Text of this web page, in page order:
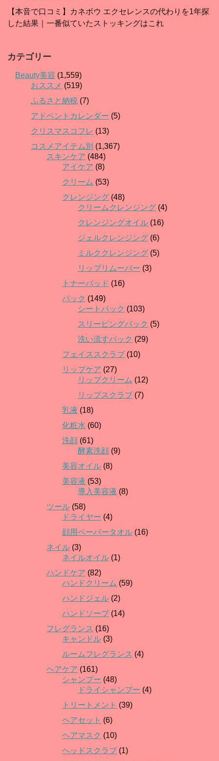
【本音で口コミ】カネボウ エクセレンスの代わりを1年探
した結果｜一番似ていたストッキングはこれ
カテゴリー
Beauty美容 (1,559)
おススメ (519)
ふるさと納税 (7)
アドベントカレンダー (5)
クリスマスコフレ (13)
コスメアイテム別 (1,367)
スキンケア (484)
アイケア (8)
クリーム (53)
クレンジング (48)
クリームクレンジング (4)
クレンジングオイル (16)
ジェルクレンジング (6)
ミルククレンジング (5)
リップリムーバー (3)
トナーパッド (16)
パック (149)
シートパック (103)
スリーピングパック (5)
洗い流すパック (29)
フェイススクラブ (10)
リップケア (27)
リップクリーム (12)
リップスクラブ (7)
乳液 (18)
化粧水 (60)
洗顔 (61)
酵素洗顔 (9)
美容オイル (8)
美容液 (53)
導入美容液 (8)
ツール (58)
ドライヤー (4)
顔用ペーパータオル (16)
ネイル (3)
ネイルオイル (1)
ハンドケア (82)
ハンドクリーム (59)
ハンドジェル (2)
ハンドソープ(14)
フレグランス (16)
キャンドル (3)
ルームフレグランス (4)
ヘアケア (161)
シャンプー (48)
ドライシャンプー (4)
トリートメント (39)
ヘアセット (6)
ヘアマスク (10)
ヘッドスクラブ (1)